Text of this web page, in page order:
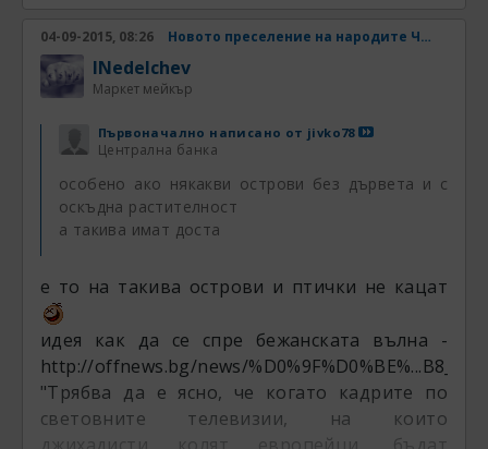
04-09-2015, 08:26 Новото преселение на народите Част 4
INedelchev
Маркет мейкър
Първоначално написано от jivko78
Централна банка
особено ако някакви острови без дървета и с
оскъдна растителност
а такива имат доста
е то на такива острови и птички не кацат
идея как да се спре бежанската вълна -
http://offnews.bg/news/
"Трябва да е ясно, че когато кадрите по
световните телевизии, на които